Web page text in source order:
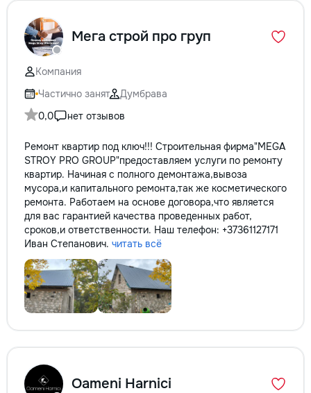
Мега строй про груп
Компания
Частично занят
Думбрава
0,0
нет отзывов
Ремонт квартир под ключ!!! Строительная фирма"MEGA
STROY PRO GROUP"предоставляем услуги по ремонту
квартир. Начиная с полного демонтажа,вывоза
мусора,и капитального ремонта,так же косметического
ремонта. Работаем на основе договора,что является
для вас гарантией качества проведенных работ,
сроков,и ответственности. Наш телефон: +37361127171
Иван Степанович. читать всё
Oameni Harnici